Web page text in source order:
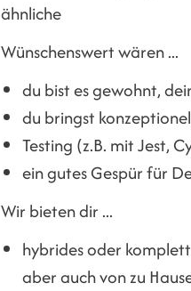
ähnliche
Wünschenswert wären ...
du bist es gewohnt,
du bringst
Testing (z.B. mit Jest,
ein gutes Gespür für
Wir bieten dir ...
hybrides oder
aber auch von zu